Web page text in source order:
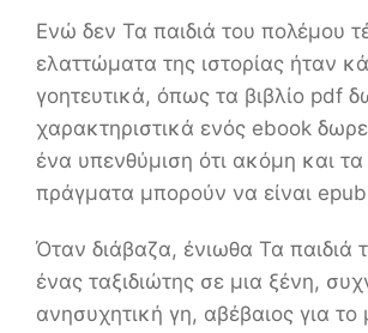
Ενώ δεν Τα παιδιά του πολέμου
ελαττώματα της ιστορίας ήταν
γοητευτικά, όπως τα βιβλίο pdf
χαρακτηριστικά ενός ebook
ένα υπενθύμιση ότι ακόμη και τα
πράγματα μπορούν να είναι epub
Όταν διάβαζα, ένιωθα Τα παιδιά
ένας ταξιδιώτης σε μια ξένη,
ανησυχητική γη, αβέβαιος για το